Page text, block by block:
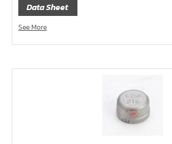
ข้อต่อ Z-Series ขนาด 1/4", 3/8", 1/2"
ซ็อกเก็ต Z-Series
ลูกบ๊อกซ์ การบิน
ไขควงตอก
Data Sheet
See More